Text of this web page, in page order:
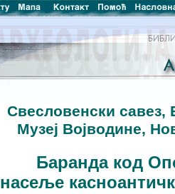
Свесловенски савез,
Музеј Војводине,
Баранда код
насеље